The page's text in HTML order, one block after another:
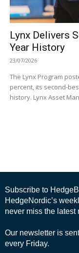
Lynx Delivers
Year History
23/07/2026
The Lynx Program
percent, its second-
history. Lynx Asset